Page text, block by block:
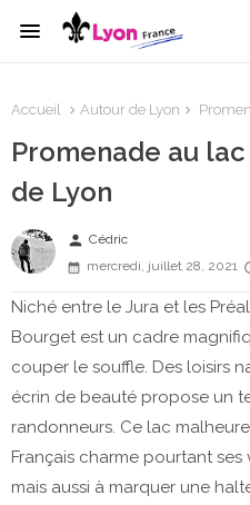
Accueil Autour de Lyon
Promenade au
de Lyon
person Cédric
mercredi, juillet 28, 2021
Niché entre le Jura et les
Bourget est un cadre
couper le souffle. Des loisirs
écrin de beauté propose un
randonneurs. Ce lac
Français charme pourtant ses
mais aussi à marquer une